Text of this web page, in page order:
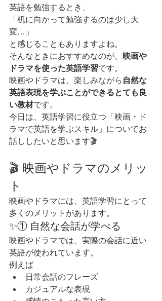
英語を勉強するとき、
「机に向かって勉強するのは少し大
変…」
と感じることもありますよね。
そんなときにおすすめなのが、
映画や
ドラマを使った英語学習です。
映画やドラマは、楽しみながら 自然な
英語表現を学ぶことができるとても良
い教材です。
今日は、英語学習に役立つ「映画・ド
ラマで英語を学ぶスキル」についてお
話ししたいと思います🎬
🎬 映画やドラマのメリッ
ト
映画やドラマには、英語学習にとって
多くのメリットがあります。
✨① 自然な会話が学べる
映画やドラマでは、実際の会話に近い
英語が使われています。
例えば
日常会話のフレーズ
カジュアルな表現